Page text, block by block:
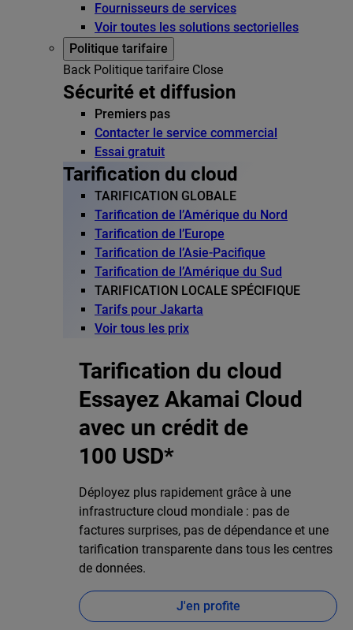
Fournisseurs de services
Voir toutes les solutions sectorielles
Politique tarifaire
Back Politique tarifaire Close
Sécurité et diffusion
Premiers pas
Contacter le service commercial
Essai gratuit
Tarification du cloud
TARIFICATION GLOBALE
Tarification de l’Amérique du Nord
Tarification de l’Europe
Tarification de l’Asie-Pacifique
Tarification de l’Amérique du Sud
TARIFICATION LOCALE SPÉCIFIQUE
Tarifs pour Jakarta
Voir tous les prix
Tarification du cloud
Essayez Akamai Cloud
avec un crédit de
100 USD*
Déployez plus rapidement grâce à une
infrastructure cloud mondiale : pas de
factures surprises, pas de dépendance et une
tarification transparente dans tous les centres
de données.
J'en profite